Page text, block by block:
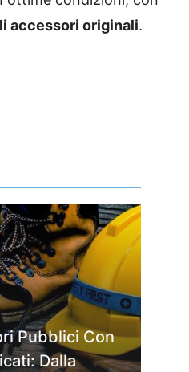
accessori originali.
Pubblici Con
Dalla